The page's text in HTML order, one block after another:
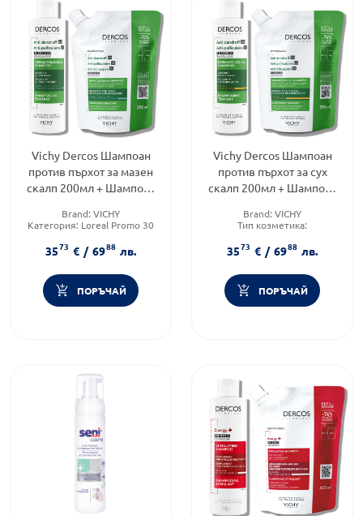
Vichy Dercos Шампоан
против пърхот за мазен
скалп 200мл + Шампоан
пълнител 390мл
Brand: VICHY
Категория: Loreal Promo 30
3573 € / 6988 лв.
ПОРЪЧАЙ
Vichy Dercos Шампоан
против пърхот за сух
скалп 200мл + Шампоан
пълнител 390мл
Brand: VICHY
Тип козметика:
Форма на продукта: шампоан
3573 € / 6988 лв.
ПОРЪЧАЙ